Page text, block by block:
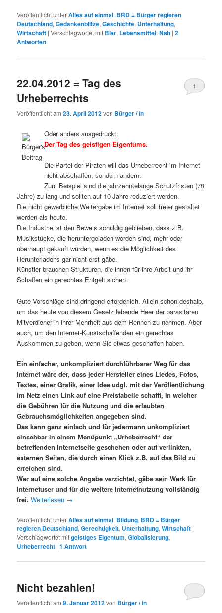
Veröffentlicht unterAlles auf einmal, BRD = Bürger regieren
Deutschland,Gedankenblitze,Geschichte, Unterhaltung,
Wirtschaft |Verschlagwortet mit Bier, Lebensmittel,Nah |2
Antworten
22.04.2012 = Tag des
Urheberrechts
Veröffentlicht am23. April 2012von Bürger / in
1
Oder anders ausgedrückt:
Der Tag des geistigen Eigentums.
Die Partei der Piraten will das Urheberrecht im Internet
nicht abschaffen, sondern ändern.
Zum Beispiel sind die jahrzehntelange Schutzfristen (70
Jahre) zu lang und sollten auf 10 Jahre reduziert werden.
Die nicht gewerbliche Weitergabe im Internet soll freier gestaltet
werden als heute.
Die Industrie ist den Beweis schuldig geblieben, dass z.B.
Musikstücke, die heruntergeladen worden sind, mehr oder
überhaupt gekauft würden, wenn es die Möglichkeit des
Herunterladens gar nicht erst gäbe.
Künstler brauchen Strukturen, die ihnen für ihre Arbeit und ihr
Schaffen ein gerechtes Entgelt sichert.
Gute Vorschläge sind dringend erforderlich. Allein schon deshalb,
um das heute von diesem Gesetz lebende Heer der parasitären
Mitverdiener in ihrer Mehrheit aus dem Rennen zu nehmen. Aber
auch, um den Internet-Kunstschaffenden ein gerechtes
Auskommen zu geben, wenn Sie etwas geschaffen haben.
Ein einfacher, unkompliziert durchführbarer Weg für das
Internet wäre der, dass jeder Hersteller eines Liedes, Fotos,
Textes, einer Grafik, einer Idee udgl. mit der Veröffentlichung
im Netz einen Link auf eine Preistabelle schafft, in welcher
die Gebühren für die Nutzung und die erlaubten
Gebrauchsmöglichkeiten angegeben sind.
Das kann ganz einfach und für jedermann unkompliziert
einsehbar in einem Menüpunkt „Urheberrecht“ der
betreffenden Internetseite geschehen oder auf verlinkten,
externen Seiten, die durch einen Klick z.B. auf das Bild zu
erreichen sind.
Wer auf eine solche Angabe verzichtet, gäbe sein Werk für
Internetuser und für die weitere Internetnutzung vollständig
frei. Weiterlesen →
Veröffentlicht unterAlles auf einmal, Bildung, BRD = Bürger
regieren Deutschland,Gerechtigkeit, Unterhaltung,Wirtschaft |
Verschlagwortet mitgeistiges Eigentum,Globalisierung,
Urheberrecht |1 Antwort
Nicht bezahlen!
Veröffentlicht am9. Januar 2012von Bürger / in